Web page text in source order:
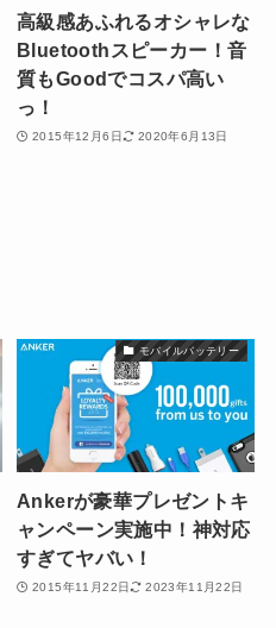
高級感あふれるオシャレな
Bluetoothスピーカー！音
質もGoodでコスパ高い
っ！
2015年12月6日 2020年6月13日
モバイルバッテリー
Ankerが豪華プレゼントキ
ャンペーン実施中！神対応
すぎてヤバい！
2015年11月22日 2023年11月22日